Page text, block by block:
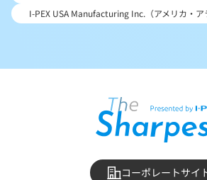
I-PEX USA Manufacturing Inc.（アメリカ・ア
コーポレートサイ